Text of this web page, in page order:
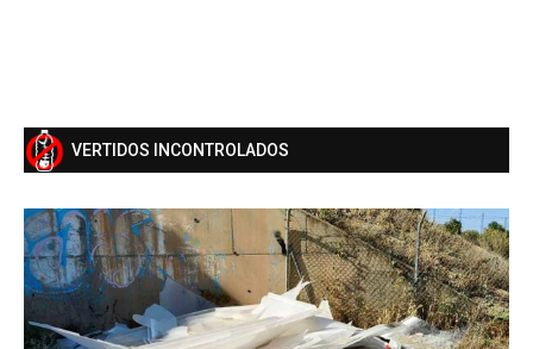
VERTIDOS INCONTROLADOS